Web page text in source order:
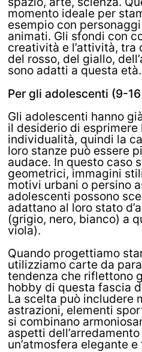
momento ideale per
esempio con
animati. Gli sfondi con
creatività e l’attività,
del rosso, del giallo,
sono adatti a questa età.
Per gli adolescenti (9-
Gli adolescenti hanno
il desiderio di esprimere
individualità, quindi la
loro stanze può essere
audace. In questo caso
geometrici, immagini
motivi urbani o persino
adolescenti possono
adattano al loro stato
(grigio, nero, bianco) a
viola).
Quando progettiamo
utilizziamo carte da
tendenza che riflettono
hobby di questa fascia
La scelta può includere
astrazioni, elementi
si combinano
aspetti
un’atmosfera elegante